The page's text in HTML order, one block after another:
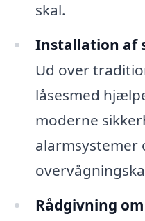
skal.
Installation af
Ud over
låsesmed
moderne
alarmsystemer
Rådgivning